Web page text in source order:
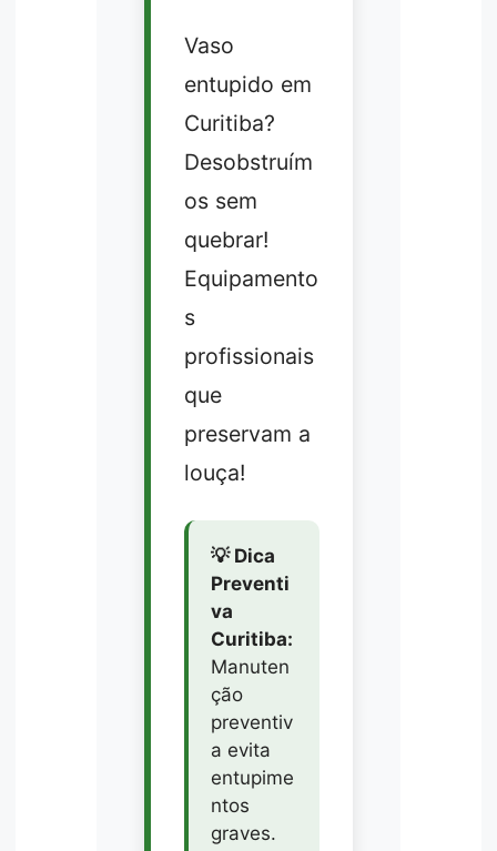
Vaso
entupido em
Curitiba?
Desobstruím
os sem
quebrar!
Equipamento
s
profissionais
que
preservam a
louça!
💡 Dica
Preventi
va
Curitiba:
Manuten
ção
preventiv
a evita
entupime
ntos
graves.